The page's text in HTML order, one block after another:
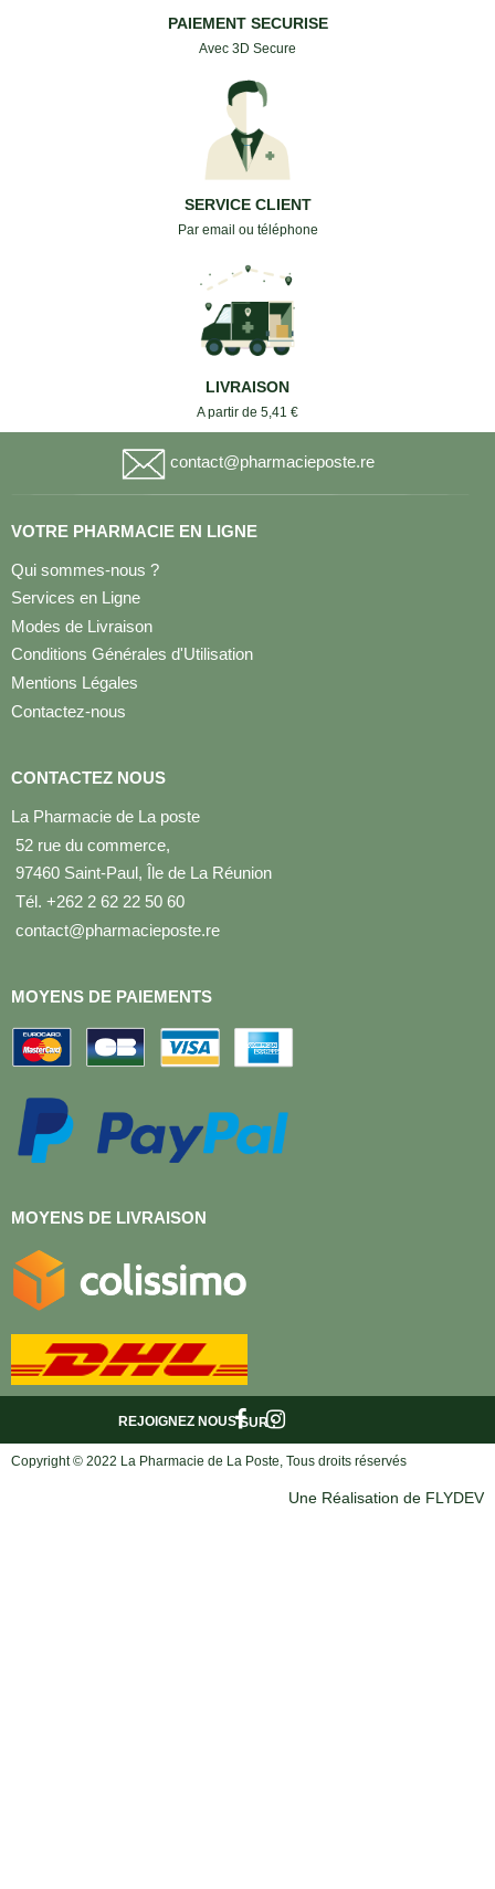
PAIEMENT SECURISE
Avec 3D Secure
SERVICE CLIENT
Par email ou téléphone
LIVRAISON
A partir de 5,41 €
contact@pharmacieposte.re
VOTRE PHARMACIE EN LIGNE
Qui sommes-nous ?
Services en Ligne
Modes de Livraison
Conditions Générales d'Utilisation
Mentions Légales
Contactez-nous
CONTACTEZ NOUS
La Pharmacie de La poste
52 rue du commerce,
97460 Saint-Paul, Île de La Réunion
Tél. +262 2 62 22 50 60
contact@pharmacieposte.re
MOYENS DE PAIEMENTS
MOYENS DE LIVRAISON
SUR :
REJOIGNEZ NOUS
Copyright © 2022 La Pharmacie de La Poste, Tous droits réservés
Une Réalisation de FLYDEV